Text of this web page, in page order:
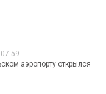
аэропорту открылся